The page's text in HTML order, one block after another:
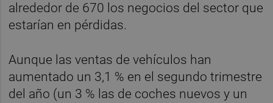
alrededor de 670 los negocios del sector que
estarían en pérdidas.
Aunque las ventas de vehículos han
aumentado un 3,1 % en el segundo trimestre
del año (un 3 % las de coches nuevos y un